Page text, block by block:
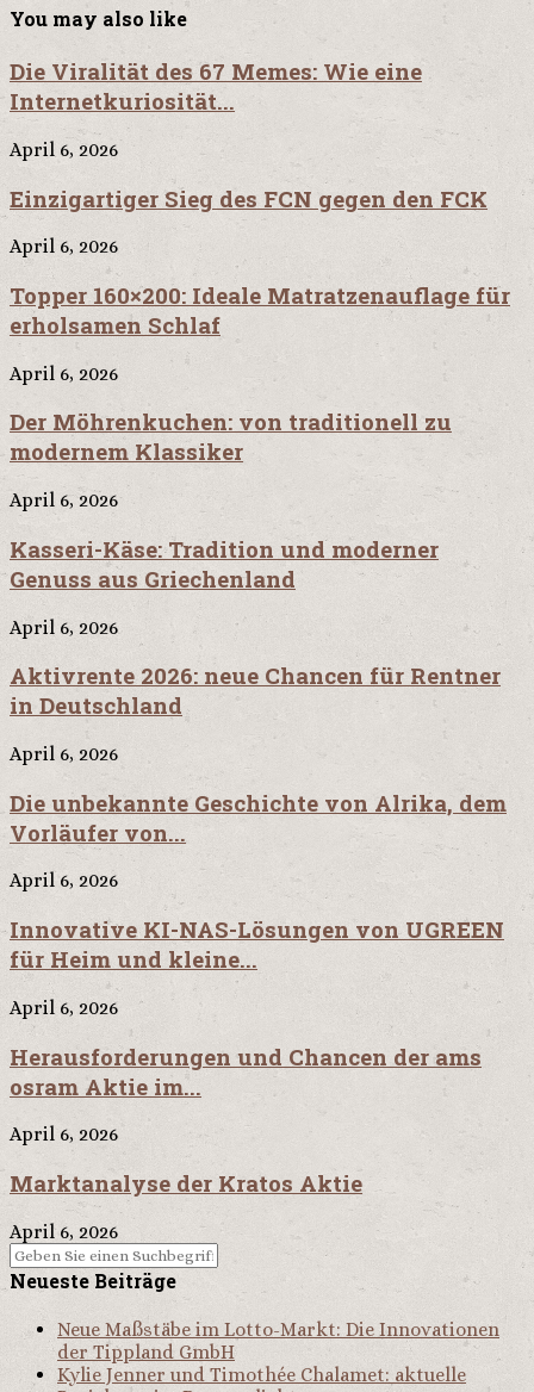
You may also like
Die Viralität des 67 Memes: Wie eine
Internetkuriosität...
April 6, 2026
Einzigartiger Sieg des FCN gegen den FCK
April 6, 2026
Topper 160×200: Ideale Matratzenauflage für
erholsamen Schlaf
April 6, 2026
Der Möhrenkuchen: von traditionell zu
modernem Klassiker
April 6, 2026
Kasseri-Käse: Tradition und moderner
Genuss aus Griechenland
April 6, 2026
Aktivrente 2026: neue Chancen für Rentner
in Deutschland
April 6, 2026
Die unbekannte Geschichte von Alrika, dem
Vorläufer von...
April 6, 2026
Innovative KI-NAS-Lösungen von UGREEN
für Heim und kleine...
April 6, 2026
Herausforderungen und Chancen der ams
osram Aktie im...
April 6, 2026
Marktanalyse der Kratos Aktie
April 6, 2026
Neueste Beiträge
Neue Maßstäbe im Lotto-Markt: Die Innovationen
der Tippland GmbH
Kylie Jenner und Timothée Chalamet: aktuelle